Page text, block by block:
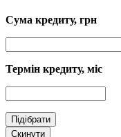
Сума кредиту, грн
Термін кредиту, міс